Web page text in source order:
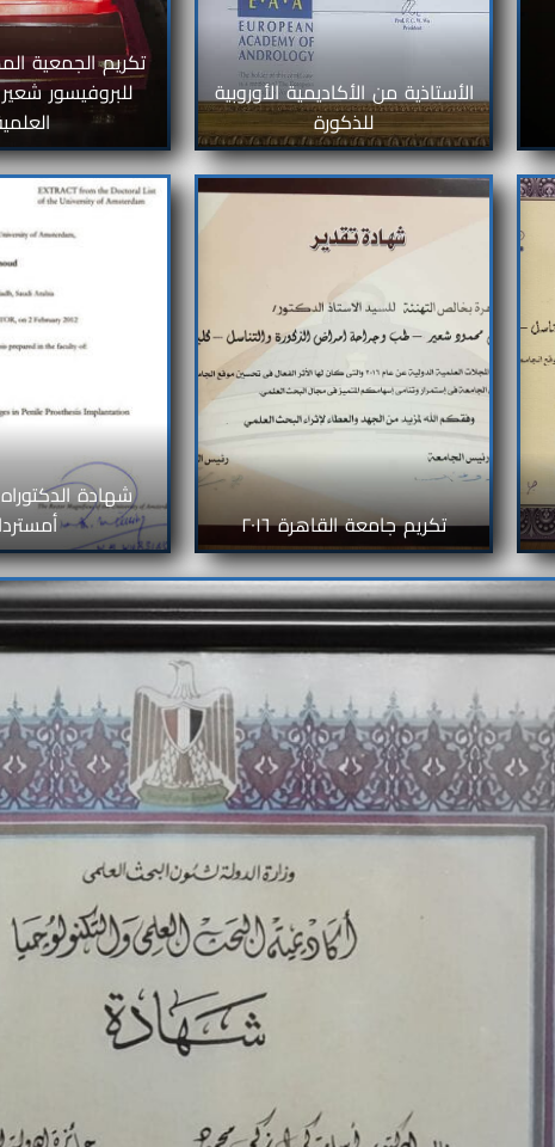
الأستاذية من الأكاديمية الأوروبية
للذكورة
تكريم الجمعية
للبروفيسور
تكريم جامعة القاهرة ٢٠١٦
شهادة